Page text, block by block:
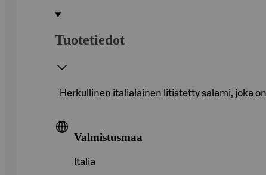
Tuotetiedot
Herkullinen italialainen litistetty salami, joka
Valmistusmaa
Italia